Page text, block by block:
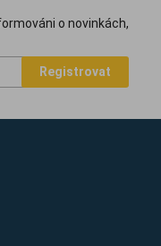
o novinkách,
Registrovat